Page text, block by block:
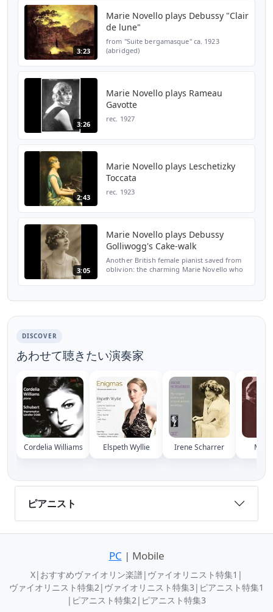
3:23
Marie Novello plays Debussy "Clair
de lune"
from "Suite bergamasque" ca. 1923
(abridged)
3:26
Marie Novello plays Rameau
Gavotte
rec. 1927
2:43
Marie Novello plays Leschetizky
Toccata
rec. 1923
3:05
Marie Novello plays Debussy
Golliwogg's Cake-walk
Another British female pianist saved from
oblivion: the charming Marie Novello who
DISCOVER
あわせて聴きたい演奏家
Cordelia Williams Elspeth Wyllie Irene Scharrer
ピアニスト
PC | Mobile
X| おすすめヴァイオリン楽譜| ヴァイオリニスト特集1 |
ヴァイオリニスト特集2| ヴァイオリニスト特集3 | ピアニスト特集1
| ピアニスト特集2| ピアニスト特集3